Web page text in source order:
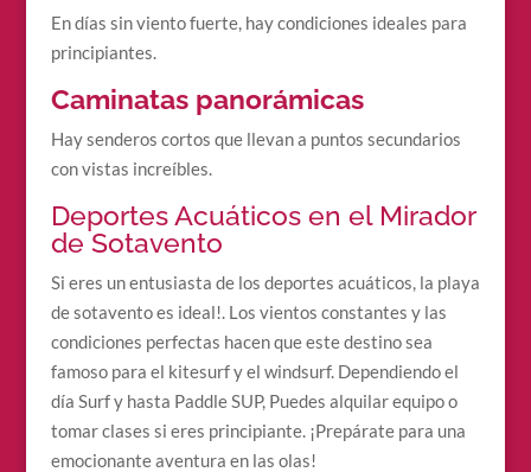
En días sin viento fuerte, hay condiciones ideales para
principiantes.
Caminatas panorámicas
Hay senderos cortos que llevan a puntos secundarios
con vistas increíbles.
Deportes Acuáticos en el Mirador
de Sotavento
Si eres un entusiasta de los deportes acuáticos, la playa
de sotavento es ideal!. Los vientos constantes y las
condiciones perfectas hacen que este destino sea
famoso para el kitesurf y el windsurf. Dependiendo el
día Surf y hasta Paddle SUP, Puedes alquilar equipo o
tomar clases si eres principiante. ¡Prepárate para una
emocionante aventura en las olas!